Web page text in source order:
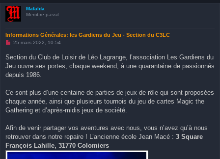
Mafalda
Membre passif
Informations Générales: les Gardiens du Jeu - Section du C3LC
M
s
a
e
n
l
25 mars 2022, 10:54
Section du Club de Loisir de Léo Lagrange, l’association Les Gardiens du
Jeu ouvre ses portes, chaque weekend, à une quarantaine de passionnés
depuis 1986.
Ce sont plus d’une centaine de parties de jeux de rôle qui sont proposées
chaque année, ainsi que plusieurs tournois du jeu de cartes Magic the
Gathering et d’après-midis jeux de société.
Afin de venir partager vos aventures avec nous, vous n’avez qu’à nous
retrouver dans notre repaire ! L’ancienne école Jean Macé : 3 Square
François Lahille, 31770 Colomiers